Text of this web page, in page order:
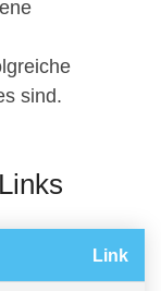
sind.
Link